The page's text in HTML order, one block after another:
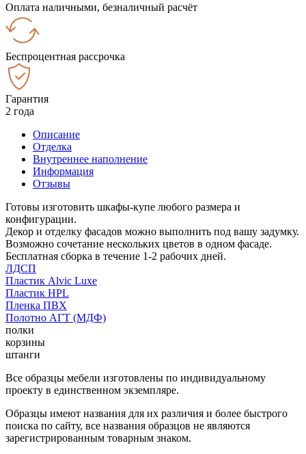
Оплата наличными, безналичный расчёт
Беспроцентная рассрочка
Гарантия
2 года
Описание
Отделка
Внутреннее наполнение
Информация
Отзывы
Готовы изготовить шкафы-купе любого размера и
конфигурации.
Декор и отделку фасадов можно выполнить под вашу задумку.
Возможно сочетание нескольких цветов в одном фасаде.
Бесплатная сборка в течение 1-2 рабочих дней.
ЛДСП
Пластик Alvic Luxe
Пластик HPL
Пленка ПВХ
Полотно АГТ (МДФ)
полки
корзины
штанги
Все образцы мебели изготовлены по индивидуальному
проекту в единственном экземпляре.
Образцы имеют названия для их различия и более быстрого
поиска по сайту, все названия образцов не являются
зарегистрированным товарным знаком.